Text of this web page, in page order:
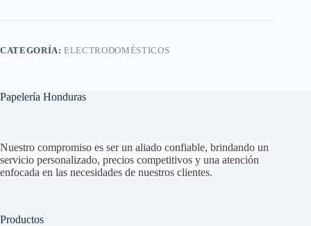
CATEGORÍA:ELECTRODOMÉSTICOS
Papelería Honduras
Nuestro compromiso es ser un aliado confiable, brindando un
servicio personalizado, precios competitivos y una atención
enfocada en las necesidades de nuestros clientes.
Productos